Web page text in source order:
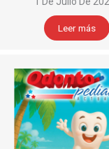
Leer más